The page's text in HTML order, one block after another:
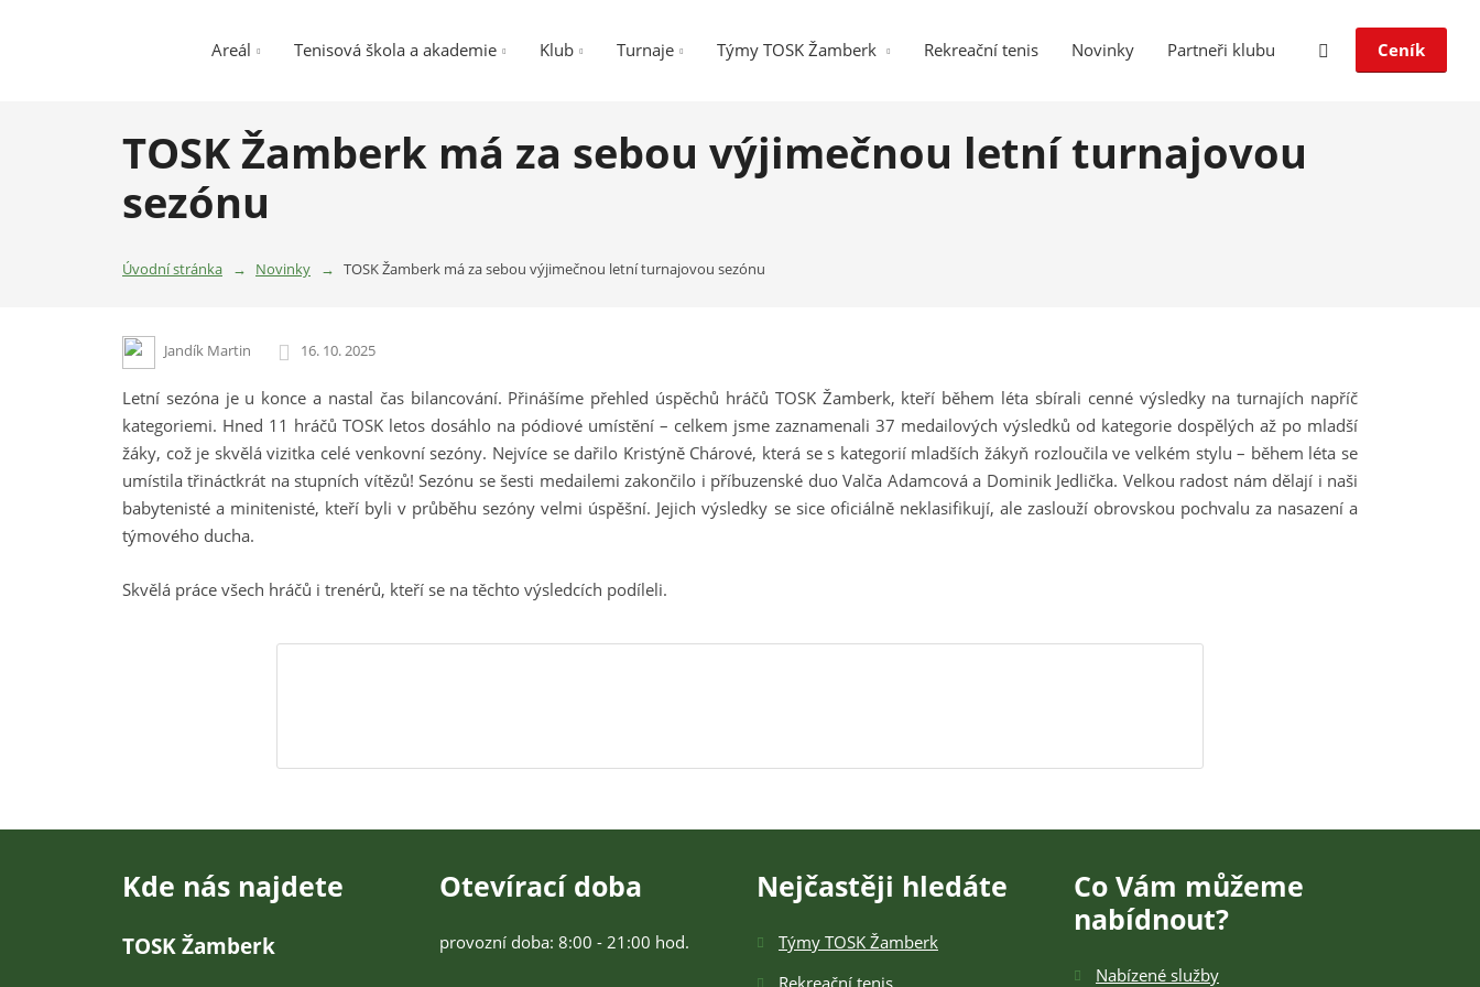
Areál Tenisová škola a akademie Klub Turnaje Týmy TOSK Žamberk Rekreační tenis Novinky Partneři klubu Ceník
TOSK Žamberk má za sebou výjimečnou letní turnajovou
sezónu
Úvodní stránka Novinky TOSK Žamberk má za sebou výjimečnou letní turnajovou sezónu
Jandík Martin 16. 10. 2025
Letní sezóna je u konce a nastal čas bilancování. Přinášíme přehled úspěchů hráčů TOSK Žamberk, kteří během léta sbírali cenné výsledky na turnajích napříč
kategoriemi. Hned 11 hráčů TOSK letos dosáhlo na pódiové umístění – celkem jsme zaznamenali 37 medailových výsledků od kategorie dospělých až po mladší
žáky, což je skvělá vizitka celé venkovní sezóny. Nejvíce se dařilo Kristýně Chárové, která se s kategorií mladších žákyň rozloučila ve velkém stylu – během léta se
umístila třináctkrát na stupních vítězů! Sezónu se šesti medailemi zakončilo i příbuzenské duo Valča Adamcová a Dominik Jedlička. Velkou radost nám dělají i naši
babytenisté a minitenisté, kteří byli v průběhu sezóny velmi úspěšní. Jejich výsledky se sice oficiálně neklasifikují, ale zaslouží obrovskou pochvalu za nasazení a
týmového ducha.
Skvělá práce všech hráčů i trenérů, kteří se na těchto výsledcích podíleli.
Kde nás najdete
TOSK Žamberk
Otevírací doba
provozní doba: 8:00 - 21:00 hod.
Nejčastěji hledáte
Týmy TOSK Žamberk
Rekreační tenis
Co Vám můžeme
nabídnout?
Nabízené služby